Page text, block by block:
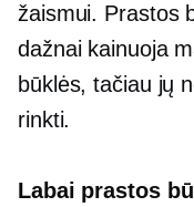
žaismui. Prastos
dažnai kainuoja
būklės, tačiau jų
rinkti.
Labai prastos